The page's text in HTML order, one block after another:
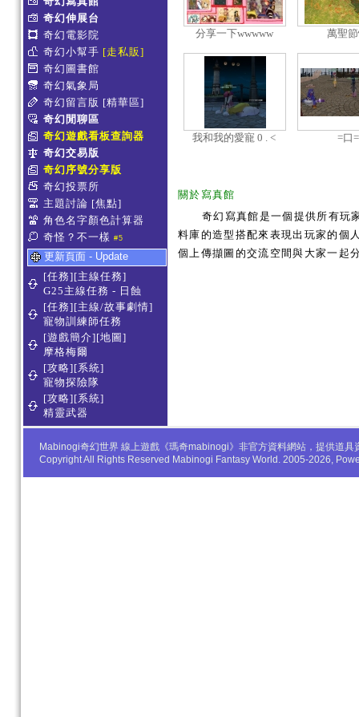
奇幻伸展台
奇幻電影院
奇幻小幫手 [走私販]
奇幻圖書館
奇幻氣象局
奇幻留言版 [精華區]
奇幻閒聊區
奇幻遊戲看板查詢器
奇幻交易版
奇幻序號分享版
奇幻投票所
主題討論 [焦點]
角色名字顏色計算器
奇怪？不一樣 #5
更新頁面 - Update
[任務][主線任務]
G25主線任務 - 日蝕
[任務][主線/故事劇情]
寵物訓練師任務
[遊戲簡介][地圖]
摩格梅爾
[攻略][系統]
寵物探險隊
[攻略][系統]
精靈武器
分享一下wwwww
萬聖
我和我的愛寵 0 . < =口=
關於寫真館
奇幻寫真館是一個提供所有玩
料庫的造型搭配來表現出玩家的個
個上傳擷圖的交流空間與大家一起
Mabinogi奇幻世界 線上遊戲《瑪奇mabinogi》非官方資料網站，提供道
Copyright All Rights Reserved Mabinogi Fantasy World. 2005-2026,